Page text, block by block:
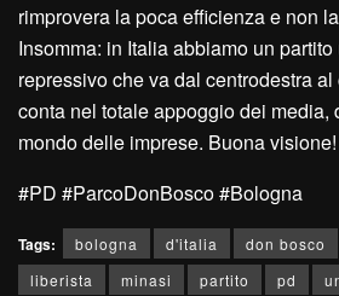
rimprovera la poca efficienza e non
Insomma: in Italia abbiamo un
repressivo che va dal centrodestra
conta nel totale appoggio dei media,
mondo delle imprese. Buona visione!
#PD #ParcoDonBosco #Bologna
Tags: bologna d'italia don bosco
liberista
minasi partito pd